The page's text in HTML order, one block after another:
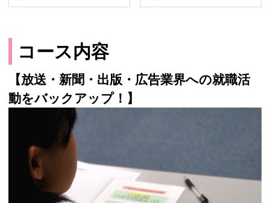
コース内容
【放送・新聞・出版・広告業界への就職活
動をバックアップ！】